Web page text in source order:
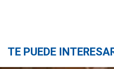
TE PUEDE